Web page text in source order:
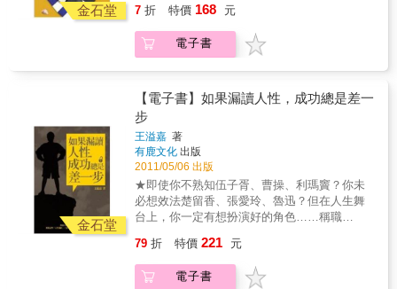
濃縮了人類智慧精華的鉅著，在這個瞬息萬
成功學書籍中，能打開本書是你的幸運，這本
書中有著真正對你有價值的知識，它們經過時
間的考驗，經過無數人的驗證而成為亙古不變
以輕易地完成工作，獲得晉升。（2）可以成為
領袖人物，使朋友喜悅，使敵人驚愕。（3）可
以享受簡單生活，讓生活更豐富，充滿活力。
（4）可以避免慘痛的錯誤。（5）可以贏得更
多的利潤。（6）可以讓自己的事業蒸蒸日上。
（7）可以讓自己的團隊和諧且高效率地運轉。
金石堂
訣。一加一不一定會大於二，一減一不一定會
等於零，學會人生的加法固然重要，了解生活
的減法卻更加可貴。有時候我們會滿意自己初
於在曲徑通幽中成功的快感；有時候卻又為
「不知廬山真面目，只緣身在此山中」而感到
困惑。直到我們完全明白生存的意義，才知道
原來得失都有辯證法，成敗自有規律在。從必
然走到自由，我們才會感嘆原來人間處處都有
桃花源，人生的這杯清茶，只有用歲月的水久
久浸泡後，才能品味出其中的甘甜。今天，我
們重提簡單生活，這是一個由簡到繁，再由繁
到簡，從無形到有形，再由有形到無形的智慧
進步過程，它看似是個循環，卻已在循環中實
7 折 特價 168 元
電子書
金石堂
【電子書】如果漏讀人性，成功總是差一
步
王溢嘉 著
有鹿文化 出版
2011/05/06 出版
★即使你不熟知伍子胥、曹操、利瑪竇？你未
必想效法楚留香、張愛玲、魯迅？但在人生舞
台上，你一定有想扮演好的角色……稱職
生。王溢嘉最詼諧卻蘊含處世寶典的新書，讓
你在人生舞台上抓的住自已，從中習得人生智
慧。★此書笑看人生、輕鬆幽默，在混沌世代
79 折 特價 221 元
電子書